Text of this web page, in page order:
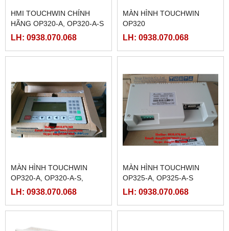
HMI TOUCHWIN CHÍNH
HÃNG OP320-A, OP320-A-S
LH: 0938.070.068
MÀN HÌNH TOUCHWIN
OP320
LH: 0938.070.068
MÀN HÌNH TOUCHWIN
OP320-A, OP320-A-S,
OP320-A-N
LH: 0938.070.068
MÀN HÌNH TOUCHWIN
OP325-A, OP325-A-S
LH: 0938.070.068